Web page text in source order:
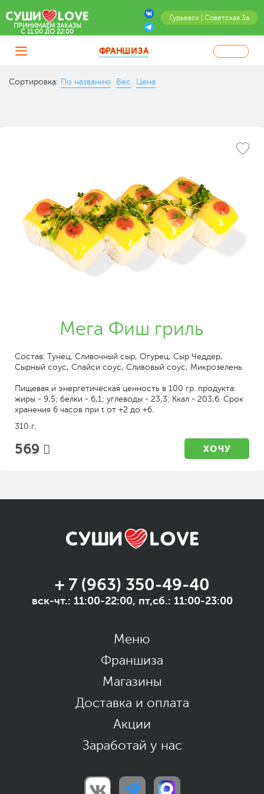
Гурьевск | Советская 3а
ПРИНИМАЕМ ЗАКАЗЫ
C 11:00 ДО 22:00
ФРАНШИЗА
Сортировка: По названию Вес Цена
Мега Фиш гриль
Состав: Тунец, Сливочный сыр, Огурец, Сыр Чеддер,
Сырный соус, Спайси соус, Сливовый соус, Микрозелень
Пищевая и энергетическая ценность в 100 гр. продукта:
жиры - 9,5; белки - 6,1; углеводы - 23,3; Ккал - 203,6. Срок
хранения 6 часов при t от +2 до +6.
310 г.
569 ХОЧУ
+ 7 (963) 350-49-40
вск-чт.: 11:00-22:00, пт,сб.: 11:00-23:00
Меню
Франшиза
Магазины
Доставка и оплата
Акции
Заработай у нас